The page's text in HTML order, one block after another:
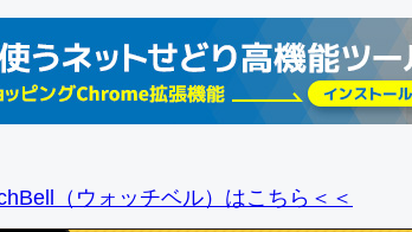
（ウォッチベル）はこちら＜＜